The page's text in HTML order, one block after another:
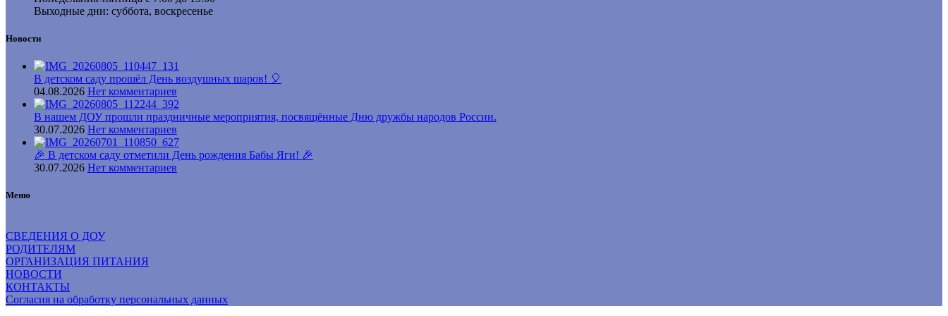
Выходные дни: суббота, воскресенье
Новости
В детском саду прошёл День воздушных шаров! 🎈
04.08.2026 Нет комментариев
В нашем ДОУ прошли праздничные мероприятия, посвящённые Дню дружбы народов России.
30.07.2026 Нет комментариев
🎉 В детском саду отметили День рождения Бабы Яги! 🎉
30.07.2026 Нет комментариев
Меню
СВЕДЕНИЯ О ДОУ
РОДИТЕЛЯМ
ОРГАНИЗАЦИЯ ПИТАНИЯ
НОВОСТИ
КОНТАКТЫ
Согласия на обработку персональных данных